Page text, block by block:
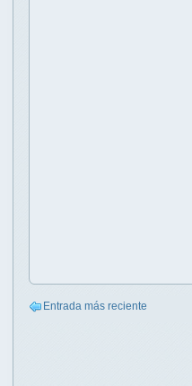
Entrada más reciente